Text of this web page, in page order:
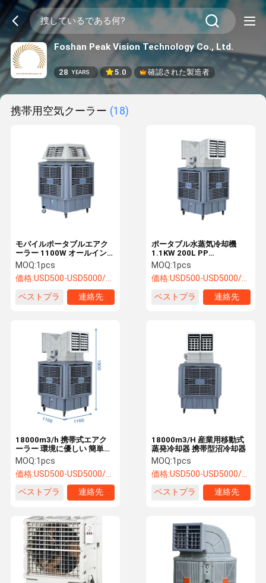
Foshan Peak Vision Technology Co., Ltd.
28 YEARS 5.0 確認された製造者
携帯用空気クーラー (18)
モバイルポータブルエアク
ーラー 1100W オールイン
ワン冷却換気装置
MOQ:1pcs
価格:USD500-USD5000/SET
ベストプラ
連絡先
ポータブル水蒸気冷却機
1.1KW 200L PP
220V/380V
MOQ:1pcs
価格:USD500-USD5000/SET
ベストプラ
連絡先
18000m3/h 携帯式エアク
ーラー 環境に優しい 簡単に
設置できる
MOQ:1pcs
価格:USD500-USD5000/SET
ベストプラ
連絡先
18000m3/H 産業用移動式
蒸発冷却器 携帯型沼冷却器
MOQ:1pcs
価格:USD500-USD5000/SET
ベストプラ
連絡先